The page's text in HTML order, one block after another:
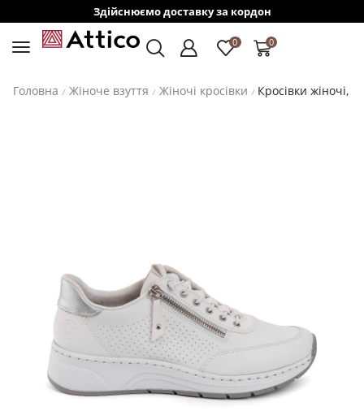
Здійснюємо доставку за кордон
0 0
Головна / Жіноче взуття / Жіночі кросівки / Кросівки жіночі,